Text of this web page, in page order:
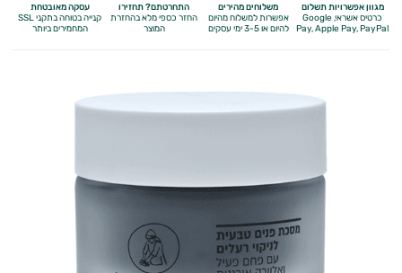
מגוון אפשרויות תשלום
כרטיס אשראי, Google
Pay,Apple Pay, PayPal
משלוחים מהירים
אפשרות למשלוח מהיום
להיום או 3-5 ימי עסקים
התחרטתם? תחזירו
החזר כספי מלאבהחזרת
המוצר
עסקה מאובטחת
קנייה בטוחה בתקני SSL
המחמירים ביותר